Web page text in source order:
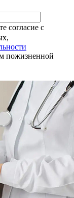
согласие с
пожизненной